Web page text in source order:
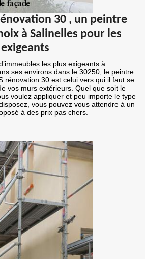
30 , un peintre
à Salinelles pour les
les plus exigeants à
ses environs dans le 30250, le peintre
rénovation 30 est celui vers qui il faut se
vos murs extérieurs. Quel que soit le
voulez appliquer et peu importe le type
vous pouvez vous attendre à un
à des prix pas chers.